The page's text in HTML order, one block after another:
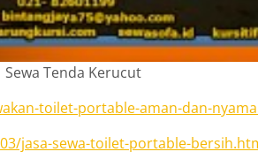
Sewa Tenda Kerucut
toilet-portable-aman-dan-
jasa-sewa-toilet-portable-